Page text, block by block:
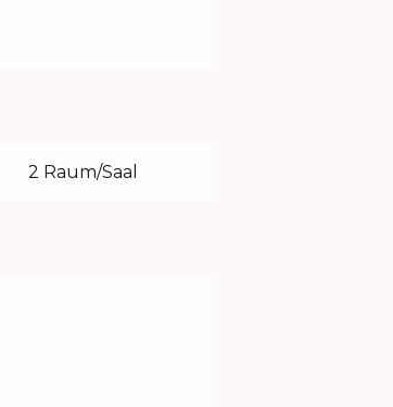
2 Raum/Saal